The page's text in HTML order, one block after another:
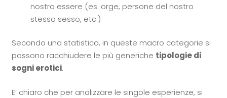
nostro essere (es. orge, persone del nostro
stesso sesso, etc.)
Secondo una statistica, in queste macro categorie si
possono racchiudere le più generiche tipologie di
sogni erotici.
E’ chiaro che per analizzare le singole esperienze, si